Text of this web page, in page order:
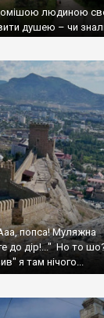
людиною
душею – чи
попса! Муляжна
до дір!..." Но то
я там нічого...